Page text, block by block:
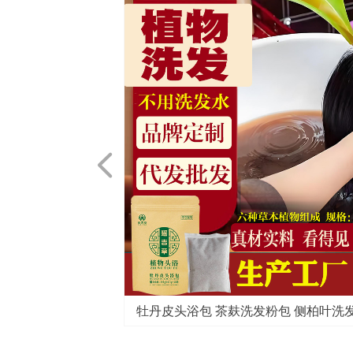
牡丹皮头浴包 茶麸洗发粉包 侧柏叶洗发粉包 艾叶
넳